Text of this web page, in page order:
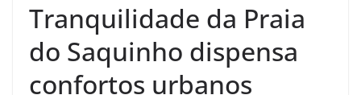
Tranquilidade da Praia
do Saquinho dispensa
confortos urbanos